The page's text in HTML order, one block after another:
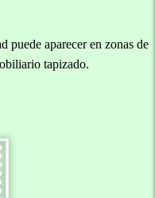
puede aparecer en zonas de
tapizado.